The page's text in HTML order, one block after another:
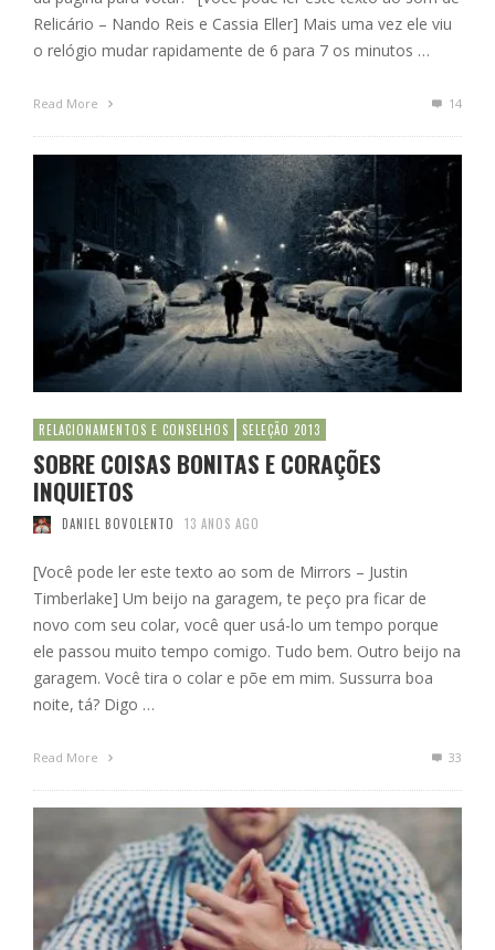
Relicário – Nando Reis e Cassia Eller] Mais uma vez ele viu
o relógio mudar rapidamente de 6 para 7 os minutos …
Read More 14
RELACIONAMENTOS E CONSELHOS SELEÇÃO 2013
SOBRE COISAS BONITAS E CORAÇÕES
INQUIETOS
DANIEL BOVOLENTO 13 ANOS AGO
[Você pode ler este texto ao som de Mirrors – Justin
Timberlake] Um beijo na garagem, te peço pra ficar de
novo com seu colar, você quer usá-lo um tempo porque
ele passou muito tempo comigo. Tudo bem. Outro beijo na
garagem. Você tira o colar e põe em mim. Sussurra boa
noite, tá? Digo …
Read More 33